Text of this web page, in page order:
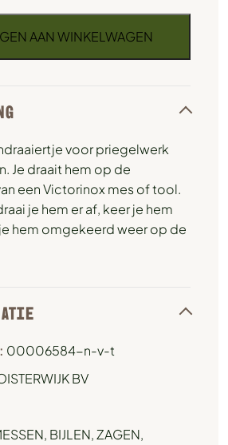
AAN WINKELWAGEN
voor priegelwerk
Je draait hem op de
een Victorinox mes of tool.
je hem er af, keer je hem
hem omgekeerd weer op de
00006584-n-v-t
BV
BIJLEN, ZAGEN,